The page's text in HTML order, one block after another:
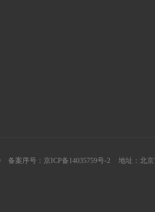
备案序号：京ICP备14035759号-2 地址：北